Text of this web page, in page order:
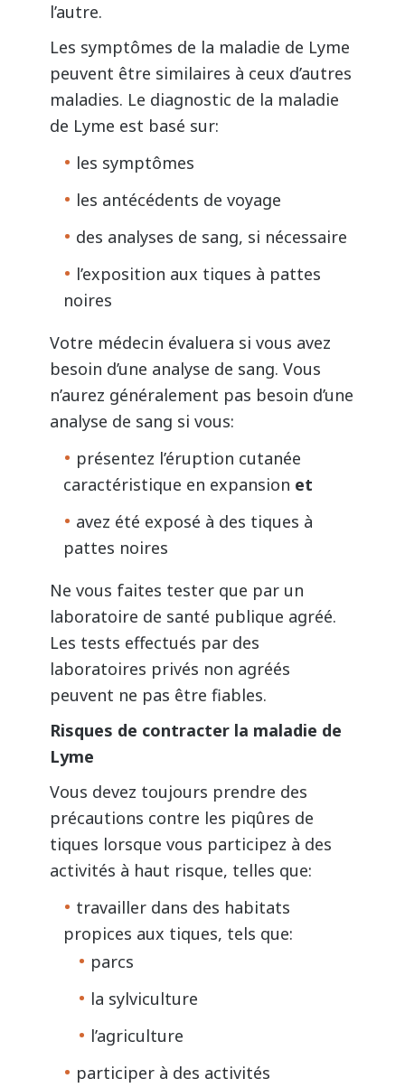
l’autre.
Les symptômes de la maladie de Lyme
peuvent être similaires à ceux d’autres
maladies. Le diagnostic de la maladie
de Lyme est basé sur:
les symptômes
les antécédents de voyage
des analyses de sang, si nécessaire
l’exposition aux tiques à pattes
noires
Votre médecin évaluera si vous avez
besoin d’une analyse de sang. Vous
n’aurez généralement pas besoin d’une
analyse de sang si vous:
présentez l’éruption cutanée
caractéristique en expansion et
avez été exposé à des tiques à
pattes noires
Ne vous faites tester que par un
laboratoire de santé publique agréé.
Les tests effectués par des
laboratoires privés non agréés
peuvent ne pas être fiables.
Risques de contracter la maladie de
Lyme
Vous devez toujours prendre des
précautions contre les piqûres de
tiques lorsque vous participez à des
activités à haut risque, telles que:
travailler dans des habitats
propices aux tiques, tels que:
parcs
la sylviculture
l’agriculture
participer à des activités